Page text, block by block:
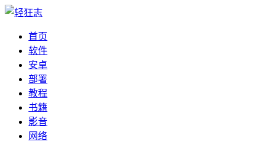
首页
软件
安卓
部署
教程
书籍
影音
网络